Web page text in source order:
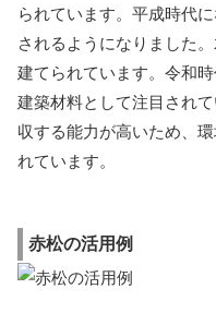
られています。平成時代
されるようになりました
建てられています。令和
建築材料として注目され
収する能力が高いため、
れています。
赤松の活用例